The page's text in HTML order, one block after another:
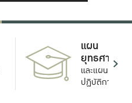
แผน
ยุทธศาสตร์
และแผน
ปฏิบัติการ